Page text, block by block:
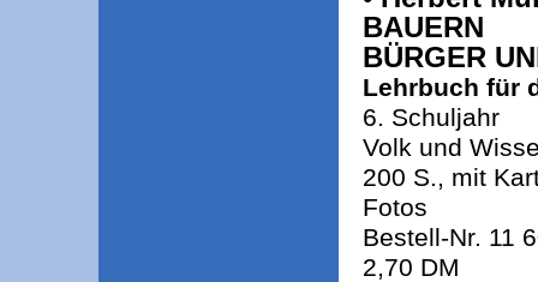
BAUERN
BÜRGER
Lehrbuch für
6. Schuljahr
Volk und
200 S., mit
Fotos
Bestell-Nr. 11
2,70 DM